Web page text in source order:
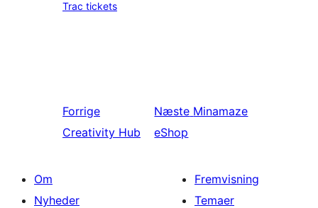
Trac tickets
Forrige
Creativity Hub
Næste Minamaze
eShop
Om
Nyheder
Fremvisning
Temaer